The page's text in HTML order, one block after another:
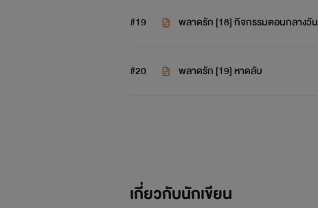
#19 พลาดรัก [18] กิจกรรมตอนกลางวัน
#20 พลาดรัก [19] หาดลับ
เกี่ยวกับนักเขียน